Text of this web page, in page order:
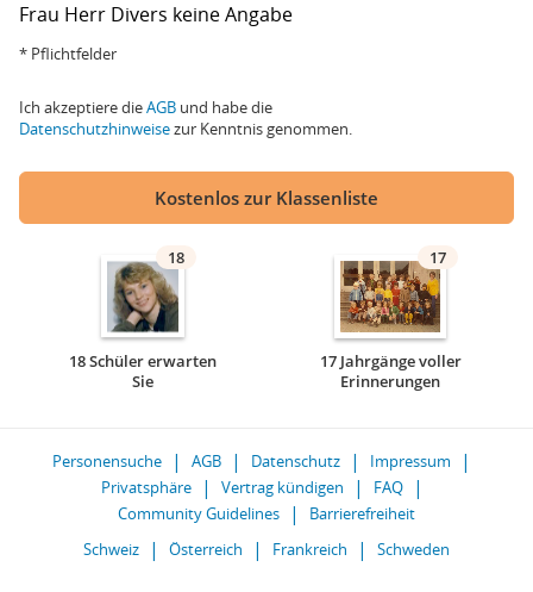
Frau Herr Divers keine Angabe
* Pflichtfelder
Ich akzeptiere dieAGB und habe die
Datenschutzhinweisezur Kenntnis genommen.
Kostenlos zur Klassenliste
18
18 Schüler erwarten
Sie
17
17 Jahrgänge voller
Erinnerungen
Personensuche AGB Datenschutz
Impressum
Privatsphäre
Vertrag kündigen
FAQ
Community Guidelines
Barrierefreiheit
Schweiz
Österreich Frankreich Schweden